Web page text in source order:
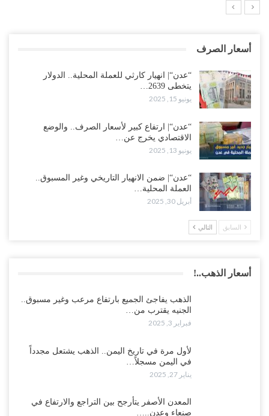
أسعار الصرف
“عدن“| انهيار كارثي للعملة المحلية.. الدولار
يتخطى 2639…
يونيو 15, 2025
“عدن“| ارتفاع كبير لأسعار الصرف.. والوضع
الاقتصادي يخرج عن…
يونيو 13, 2025
“عدن“| ضمن الانهيار التاريخي وغير المسبوق..
العملة المحلية…
أبريل 30, 2025
السابق التالي
أسعار الذهب..!
الذهب يفاجئ الجميع بارتفاع مرعب وغير مسبوق..
الجنيه يقترب من…
فبراير 3, 2025
لأول مرة في تاريخ اليمن.. الذهب يشتعل مجدداً
في اليمن مسجلاً…
يناير 27, 2025
المعدن الأصفر يتأرجح بين التراجع والارتفاع في
صنعاء وعدن..…